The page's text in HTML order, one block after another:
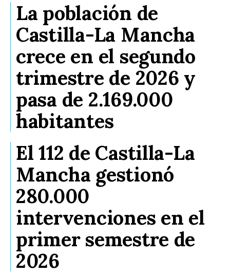
La población de
Castilla-La Mancha
crece en el segundo
trimestre de 2026 y
pasa de 2.169.000
habitantes
El 112 de Castilla-La
Mancha gestionó
280.000
intervenciones en el
primer semestre de
2026